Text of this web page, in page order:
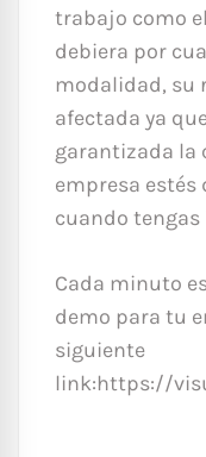
trabajo como
debiera por
modalidad, su
afectada ya
garantizada la
empresa estés
cuando
Cada minuto
demo para tu
siguiente
link:https://